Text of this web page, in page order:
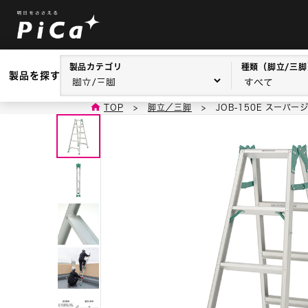
製品を探す
製品カテゴリ 種類（脚立/三
TOP > 脚立／三脚 > JOB-150E スーパー